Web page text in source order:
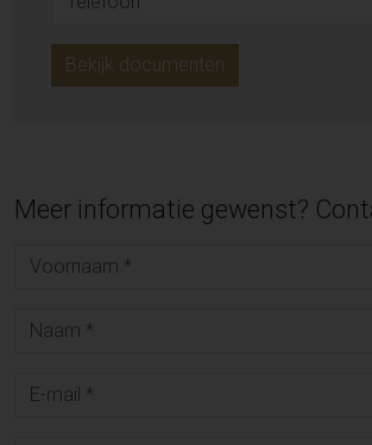
Bekijk documenten
Meer informatie gewenst?